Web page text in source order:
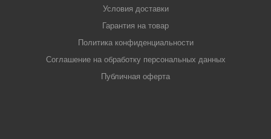
Условия доставки
Гарантия на товар
Политика конфиденциальности
Соглашение на обработку персональных данных
Публичная оферта